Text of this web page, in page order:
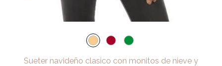
Sueter navideño clasico con monitos de nieve y